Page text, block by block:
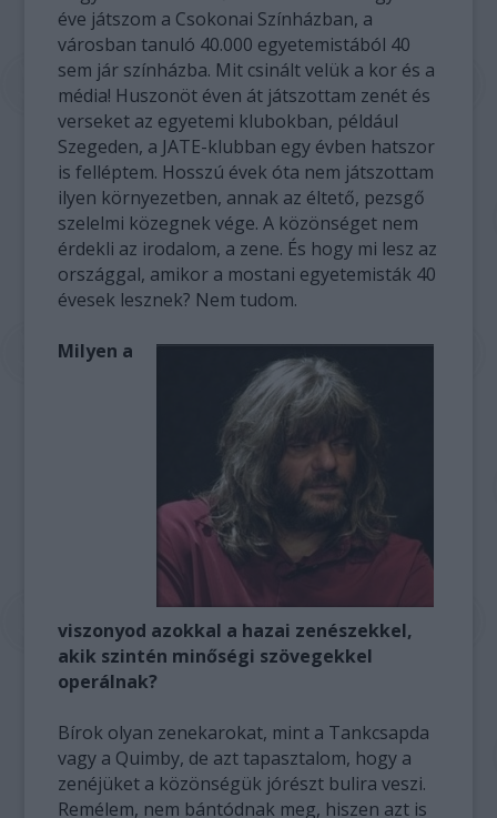
éve játszom a Csokonai Színházban, a
városban tanuló 40.000 egyetemistából 40
sem jár színházba. Mit csinált velük a kor és a
média! Huszonöt éven át játszottam zenét és
verseket az egyetemi klubokban, például
Szegeden, a JATE-klubban egy évben hatszor
is felléptem. Hosszú évek óta nem játszottam
ilyen környezetben, annak az éltető, pezsgő
szelelmi közegnek vége. A közönséget nem
érdekli az irodalom, a zene. És hogy mi lesz az
országgal, amikor a mostani egyetemisták 40
évesek lesznek? Nem tudom.
Milyen a
viszonyod azokkal a hazai zenészekkel,
akik szintén minőségi szövegekkel
operálnak?
Bírok olyan zenekarokat, mint a Tankcsapda
vagy a Quimby, de azt tapasztalom, hogy a
zenéjüket a közönségük jórészt bulira veszi.
Remélem, nem bántódnak meg, hiszen azt is